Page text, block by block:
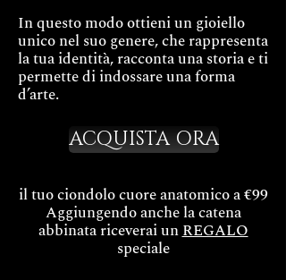
In questo modo ottieni un gioiello
unico nel suo genere, che rappresenta
la tua identità, racconta una storia e ti
permette di indossare una forma
d’arte.
ACQUISTA ORA
il tuo ciondolo cuore anatomico a €99
Aggiungendo anche la catena
abbinata riceverai unREGALO
speciale